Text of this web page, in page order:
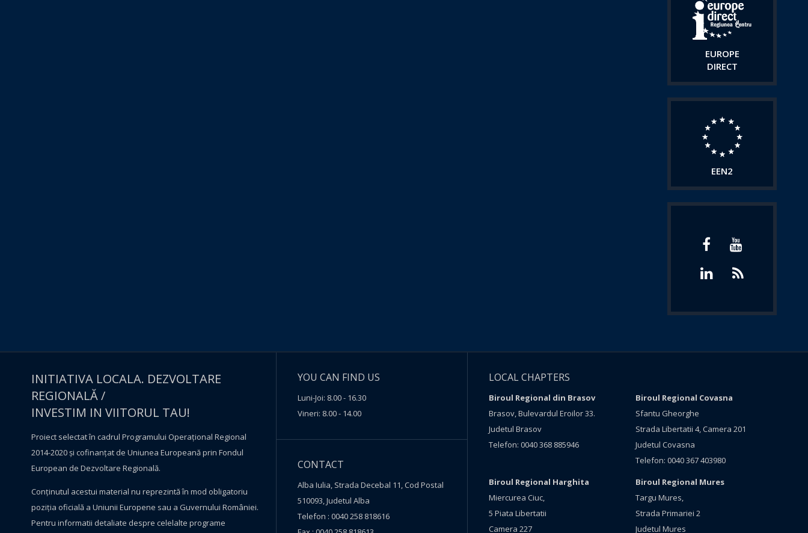
EUROPE
DIRECT
EEN2
INITIATIVA LOCALA. DEZVOLTARE
REGIONALĂ /
INVESTIM IN VIITORUL TAU!
Proiect selectat în cadrul Programului Operațional Regional
2014-2020 și cofinanțat de Uniunea Europeană prin Fondul
European de Dezvoltare Regională.
Conţinutul acestui material nu reprezintă în mod obligatoriu
poziţia oficială a Uniunii Europene sau a Guvernului României.
Pentru informatii detaliate despre celelalte programe
YOU CAN FIND US
Luni-Joi: 8.00 - 16.30
Vineri: 8.00 - 14.00
CONTACT
Alba Iulia, Strada Decebal 11, Cod Postal
510093, Judetul Alba
Telefon : 0040 258 818616
LOCAL CHAPTERS
Biroul Regional din Brasov
Brasov, Bulevardul Eroilor 33.
Judetul Brasov
Telefon: 0040 368 885946
Biroul Regional Covasna
Sfantu Gheorghe
Strada Libertatii 4, Camera 201
Judetul Covasna
Telefon: 0040 367 403980
Biroul Regional Harghita
Miercurea Ciuc,
5 Piata Libertatii
Camera 227
Biroul Regional Mures
Targu Mures,
Strada Primariei 2
Judetul Mures